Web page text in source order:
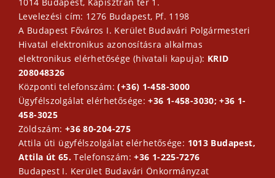
1014 Budapest, Kapisztrán tér 1.
Levelezési cím: 1276 Budapest, Pf. 1198
A Budapest Főváros I. Kerület Budavári Polgármesteri
Hivatal elektronikus azonosításra alkalmas
elektronikus elérhetősége (hivatali kapuja): KRID
208048326
Központi telefonszám:(+36) 1-458-3000
Ügyfélszolgálat elérhetősége:+36 1-458-3030; +36 1-
458-3025
Zöldszám: +36 80-204-275
Attila úti ügyfélszolgálat elérhetősége: 1013 Budapest,
Attila út 65.Telefonszám:+36 1-225-7276
Budapest I. Kerület Budavári Önkormányzat